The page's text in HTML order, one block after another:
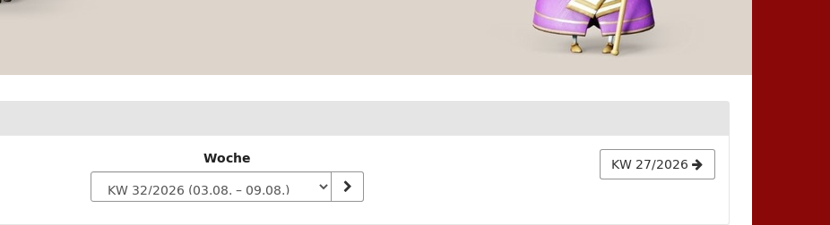
Woche KW 27/2026